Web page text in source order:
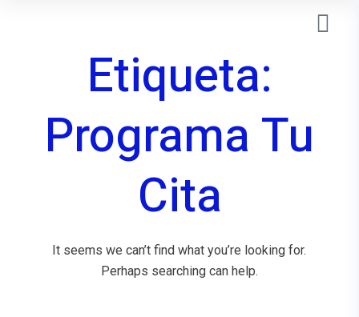
Etiqueta:
Programa Tu
Cita
It seems we can’t find what you’re looking for.
Perhaps searching can help.